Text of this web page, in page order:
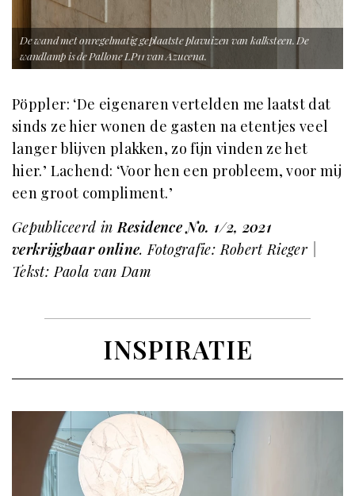
De wand met onregelmatig geplaatste plavuizen van kalksteen. De
wandlamp is de Pallone LP11 van Azucena.
Pöppler: ‘De eigenaren vertelden me laatst dat
sinds ze hier wonen de gasten na etentjes veel
langer blijven plakken, zo fijn vinden ze het
hier.’ Lachend: ‘Voor hen een probleem, voor mij
een groot compliment.’
Gepubliceerd inResidence No. 1/2, 2021
verkrijgbaar online. Fotografie: Robert Rieger |
Tekst: Paola van Dam
INSPIRATIE